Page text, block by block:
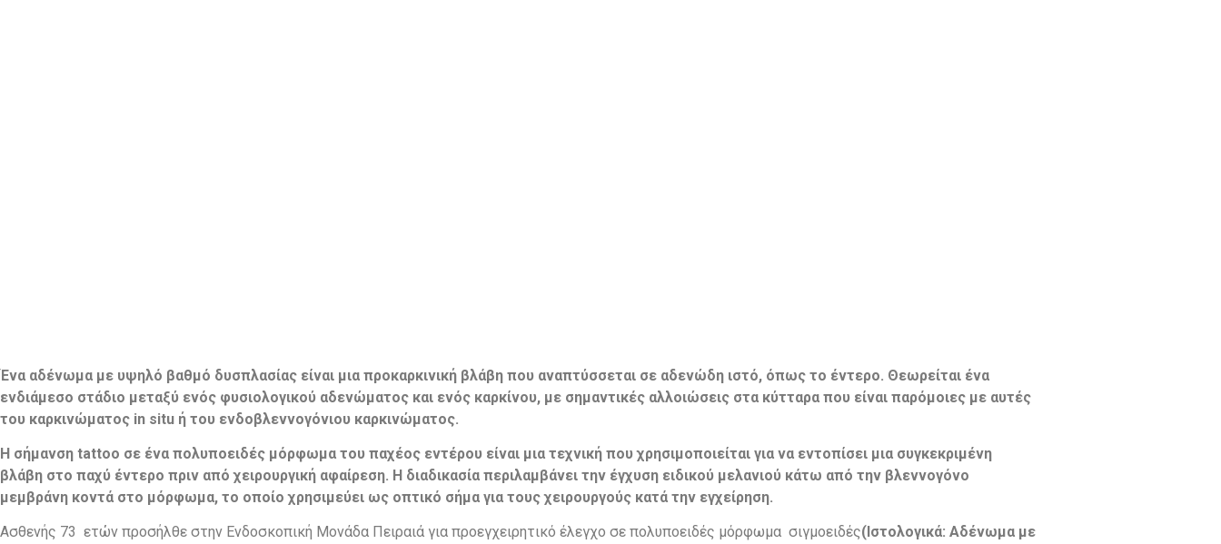
Ένα αδένωμα με υψηλό βαθμό δυσπλασίας είναι μια προκαρκινική βλάβη που αναπτύσσεται σε αδενώδη ιστό, όπως το έντερο. Θεωρείται ένα
ενδιάμεσο στάδιο μεταξύ ενός φυσιολογικού αδενώματος και ενός καρκίνου, με σημαντικές αλλοιώσεις στα κύτταρα που είναι παρόμοιες με αυτές
του καρκινώματος in situ ή του ενδοβλεννογόνιου καρκινώματος.
Η σήμανση tattoo σε ένα πολυποειδές μόρφωμα του παχέος εντέρου είναι μια τεχνική που χρησιμοποιείται για να εντοπίσει μια συγκεκριμένη
βλάβη στο παχύ έντερο πριν από χειρουργική αφαίρεση. Η διαδικασία περιλαμβάνει την έγχυση ειδικού μελανιού κάτω από την βλεννογόνο
μεμβράνη κοντά στο μόρφωμα, το οποίο χρησιμεύει ως οπτικό σήμα για τους χειρουργούς κατά την εγχείρηση.
Ασθενής 73 ετών προσήλθε στην Ενδοσκοπική Μονάδα Πειραιά για προεγχειρητικό έλεγχο σε πολυποειδές μόρφωμα σιγμοειδές(Ιστολογικά: Αδένωμα με